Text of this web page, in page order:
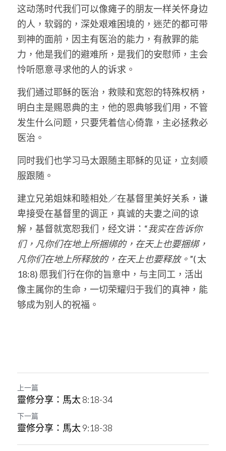
这动荡时代我们可以像瘫子的朋友一样关怀身边
的人，软弱的，深处艰难困境的，迷茫的都可带
到神的面前，因主有医治的能力，有赦罪的能
力，他是我们的避难所，是我们的安慰师，主会
怜听愿意寻求他的人的诉求。
我们通过耶稣的医治，救赎和宽恕的特殊权柄，
明白主是赐恩典的主，他的恩典够我们用，不管
发生什么问题，只要凭着信心倚靠，主必拯救必
医治。
同时我们也学习马太跟随主耶稣的见证，立刻顺
服跟随。
建立兄弟姐妹和睦相处／在基督里美好关系，谦
卑接受在基督里的调正，真诚的夫妻之间的谅
解，基督就宽恕我们，经文讲：“我实在告诉你
们，凡你们在地上所捆绑的，在天上也要捆绑，
凡你们在地上所释放的，在天上也要释放。 ”( 太
18:8) 愿我们行在你的旨意中，与主同工，活出
像主属你的生命，一切荣耀归于我们的真神，能
够成为别人的祝福。
上一篇
靈修分享：馬太 8:18-34
下一篇
靈修分享：馬太 9:18-38